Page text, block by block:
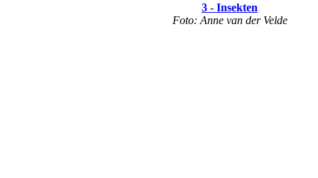
3 - Insekten
Foto: Anne van der Velde